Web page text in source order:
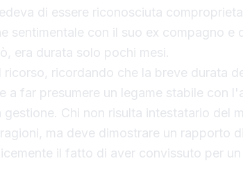
di essere riconosciuta
sentimentale con il suo ex compagno e
era durata solo pochi mesi.
ricorso, ricordando che la breve durata
a far presumere un legame stabile con
Chi non risulta intestatario del
ma deve dimostrare un rapporto
il fatto di aver convissuto per